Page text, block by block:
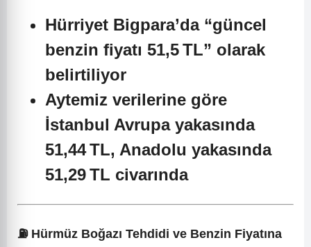
Hürriyet Bigpara’da “güncel
benzin fiyatı 51,5 TL” olarak
belirtiliyor
Aytemiz verilerine göre
İstanbul Avrupa yakasında
51,44 TL, Anadolu yakasında
51,29 TL civarında
⛽ Hürmüz Boğazı Tehdidi ve Benzin Fiyatına